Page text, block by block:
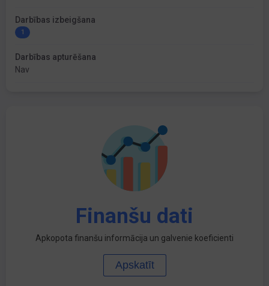
Darbības izbeigšana
1
Darbības apturēšana
Nav
Finanšu dati
Apkopota finanšu informācija un galvenie koeficienti
Apskatīt